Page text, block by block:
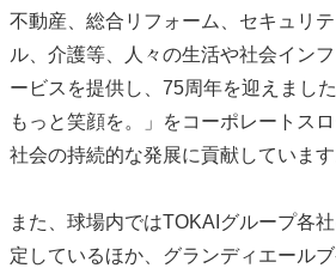
不動産、総合リフォーム、セキュリ
ル、介護等、人々の生活や社会イン
ービスを提供し、75周年を迎えまし
もっと笑顔を。」をコーポレートス
社会の持続的な発展に貢献しています
また、球場内ではTOKAIグループ各
定しているほか、グランディエール